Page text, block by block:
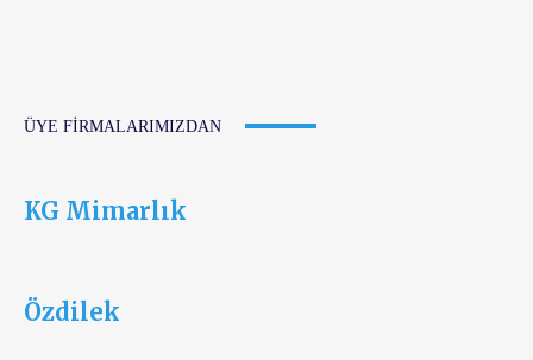
ÜYE FIRMALARIMIZDAN
KG Mimarlık
Özdilek